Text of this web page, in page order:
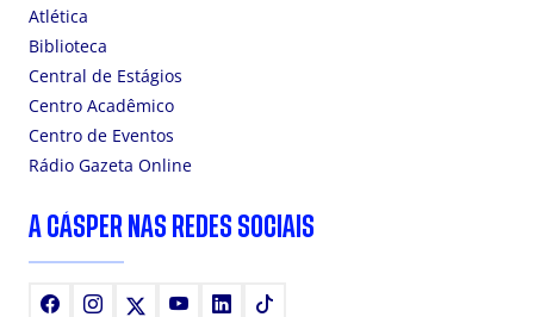
Atlética
Biblioteca
Central de Estágios
Centro Acadêmico
Centro de Eventos
Rádio Gazeta Online
A CÁSPER NAS REDES SOCIAIS
FacebookInstagram YoutubeLinkedIn